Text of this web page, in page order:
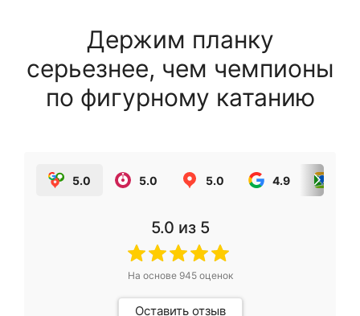
Держим планку
серьезнее, чем чемпионы
по фигурному катанию
5.0 5.0 5.0 4.9
5.0 из 5
На основе 945оценок
Оставить отзыв